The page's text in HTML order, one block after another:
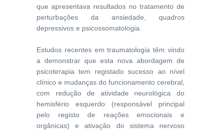
que apresentava resultados no tratamento de
perturbações da ansiedade, quadros
depressivos e psicossomatologia.
Estudos recentes em traumatologia têm vindo
a demonstrar que esta nova abordagem de
psicoterapia tem registado sucesso ao nível
clínico e mudanças do funcionamento cerebral,
com redução de atividade neurológica do
hemisfério esquerdo (responsável principal
pelo registo de reações emocionais e
orgânicas) e ativação do sistema nervoso